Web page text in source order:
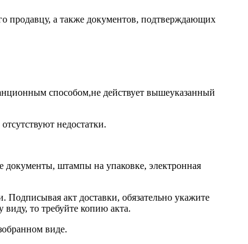
продавцу, а также документов, подтверждающих
способом,не действует вышеуказанный
недостатки.
документы, штампы на упаковке, электронная
акт доставки, обязательно укажите
то требуйте копию акта.
виде.